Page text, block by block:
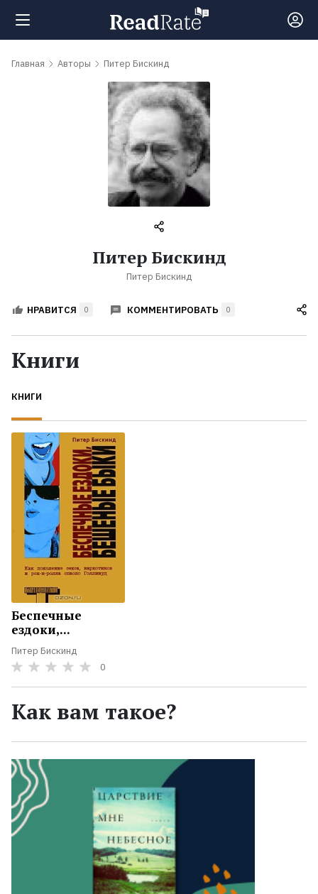
Поиск
обсуждаемые
Авторы
Жанры
Экранизации
Коллекции
Главная Авторы Питер Бискинд
Питер Бискинд
Питер Бискинд
НРАВИТСЯ 0 КОММЕНТИРОВАТЬ 0
Книги
КНИГИ
Беспечные
ездоки,...
Питер Бискинд
0
Как вам такое?